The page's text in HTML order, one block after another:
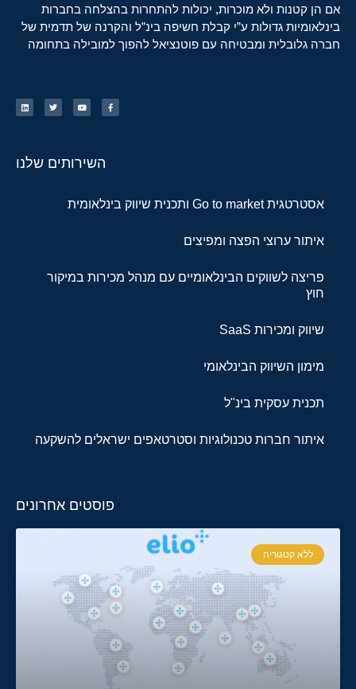
אם הן קטנות ולא מוכרות, יכולות להתחרות בהצלחה בחברות
בינלאומיות גדולות ע”י קבלת חשיפה בינ”ל והקרנה של תדמית של
חברה גלובלית ומבטיחה עם פוטנציאל להפוך למובילה בתחומה
השירותים שלנו
אסטרטגית Go to market ותכנית שיווק בינלאומית
איתור ערוצי הפצה ומפיצים
פריצה לשווקים הבינלאומיים עם מנהל מכירות במיקור
חוץ
שיווק ומכירות SaaS
מימון השיווק הבינלאומי
תכנית עסקית בינ"ל
איתור חברות טכנולוגיות וסטרטאפים ישראלים להשקעה
פוסטים אחרונים
ללא קטגוריה